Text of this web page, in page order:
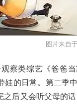
图片来自
察类综艺《爸爸
娃的日常。第二季
后又会听父母的